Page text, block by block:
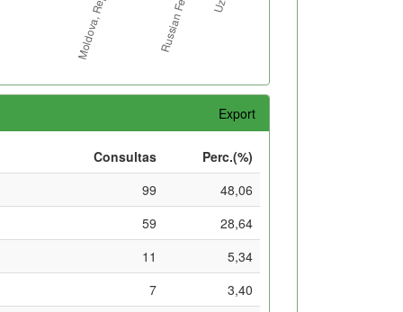
Export
Consultas
Perc.(%)
99
48,06
59
28,64
11
5,34
7
3,40